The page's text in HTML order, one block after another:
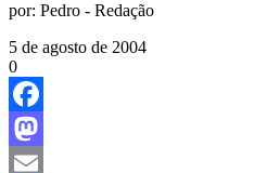
por: Pedro - Redação
5 de agosto de 2004
0
Facebook
Mastodon